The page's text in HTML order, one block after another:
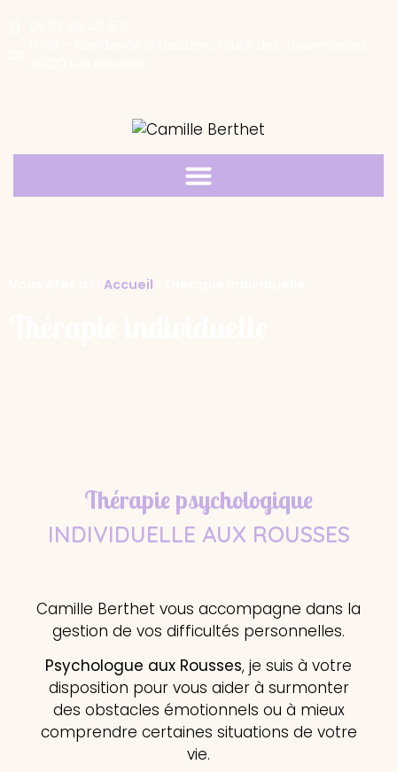
Accueil
Thérapie psychologique
INDIVIDUELLE AUX ROUSSES
Camille Berthet vous accompagne dans la
gestion de vos difficultés personnelles.
Psychologue aux Rousses, je suis à votre
disposition pour vous aider à surmonter
des obstacles émotionnels ou à mieux
comprendre certaines situations de votre
vie.